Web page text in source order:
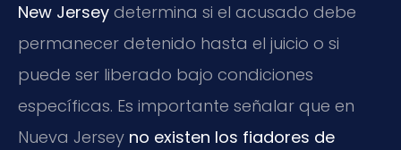
New Jersey determina si el acusado debe
permanecer detenido hasta el juicio o si
puede ser liberado bajo condiciones
específicas. Es importante señalar que en
Nueva Jersey no existen los fiadores de